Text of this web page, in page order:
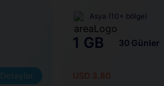
Detaylar
Asya (10+ bölge)
1 GB 30 Günler
USD 3.80